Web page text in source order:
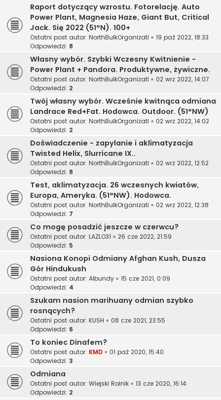
Raport dotyczący wzrostu. Fotorelację. Auto
Power Plant, Magnesia Haze, Giant But, Critical
Jack. Się 2022 (51°N). 100+
Ostatni post autor: NorthBulkOrganizati « 19 paź 2022, 18:33
Odpowiedzi: 8
Własny wybór. Szybki Wczesny Kwitnienie -
Power Plant + Pandora. Produktywne, żywiczne.
Ostatni post autor: NorthBulkOrganizati « 02 wrz 2022, 14:07
Odpowiedzi: 2
Twój własny wybór. Wcześnie kwitnąca odmiana
Landrace Red+Fat. Hodowca. Outdoor. (51°NW)
Ostatni post autor: NorthBulkOrganizati « 02 wrz 2022, 14:02
Odpowiedzi: 2
Doświadczenie - zapylanie i aklimatyzacja
Twisted Helix, Slurricane IX..
Ostatni post autor: NorthBulkOrganizati « 02 wrz 2022, 12:52
Odpowiedzi: 8
Test, aklimatyzacja. 26 wczesnych kwiatów,
Europa, Ameryka. (51°NW). Hodowca.
Ostatni post autor: NorthBulkOrganizati « 02 wrz 2022, 12:38
Odpowiedzi: 7
Co mogę posadzić jeszcze w czerwcu?
Ostatni post autor: LAZLO31 « 26 cze 2022, 21:59
Odpowiedzi: 5
Nasiona Konopi Odmiany Afghan Kush, Dusza
Gór Hindukush
Ostatni post autor: Albundy « 15 cze 2021, 0:09
Odpowiedzi: 4
Szukam nasion marihuany odmian szybko
rosnących?
Ostatni post autor: KUSH « 08 cze 2021, 23:55
Odpowiedzi: 6
To koniec Dinafem?
Ostatni post autor: KMD « 01 paź 2020, 15:40
Odpowiedzi: 3
Odmiana
Ostatni post autor: Wiejski Rolnik « 13 cze 2020, 16:14
Odpowiedzi: 2